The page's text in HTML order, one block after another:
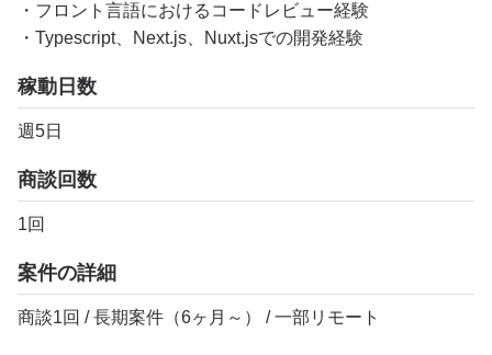
・フロント言語におけるコードレビュー経験
・Typescript、Next.js、Nuxt.jsでの開発経験
稼動日数
週5日
商談回数
1回
案件の詳細
商談1回 / 長期案件（6ヶ月～） / 一部リモート